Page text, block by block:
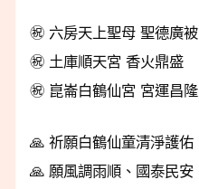
㊗️ 六房天上聖母 聖德廣被
㊗️ 土庫順天宮 香火鼎盛
㊗️ 崑崙白鶴仙宮 宮運昌隆
🙏 祈願白鶴仙童清淨護佑
🙏 願風調雨順、國泰民安